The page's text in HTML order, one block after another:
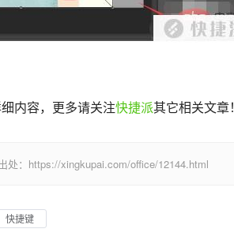
内容，更多请关注快捷派其它相关文章！
处：https://xingkupai.com/office/12144.html
快捷键